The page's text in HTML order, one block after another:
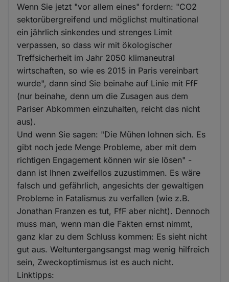
Wenn Sie jetzt "vor allem eines" fordern: "CO2
sektorübergreifend und möglichst multinational
ein jährlich sinkendes und strenges Limit
verpassen, so dass wir mit ökologischer
Treffsicherheit im Jahr 2050 klimaneutral
wirtschaften, so wie es 2015 in Paris vereinbart
wurde", dann sind Sie beinahe auf Linie mit FfF
(nur beinahe, denn um die Zusagen aus dem
Pariser Abkommen einzuhalten, reicht das nicht
aus).
Und wenn Sie sagen: "Die Mühen lohnen sich. Es
gibt noch jede Menge Probleme, aber mit dem
richtigen Engagement können wir sie lösen" -
dann ist Ihnen zweifellos zuzustimmen. Es wäre
falsch und gefährlich, angesichts der gewaltigen
Probleme in Fatalismus zu verfallen (wie z.B.
Jonathan Franzen es tut, FfF aber nicht). Dennoch
muss man, wenn man die Fakten ernst nimmt,
ganz klar zu dem Schluss kommen: Es sieht nicht
gut aus. Weltuntergangsangst mag wenig hilfreich
sein, Zweckoptimismus ist es auch nicht.
Linktipps: